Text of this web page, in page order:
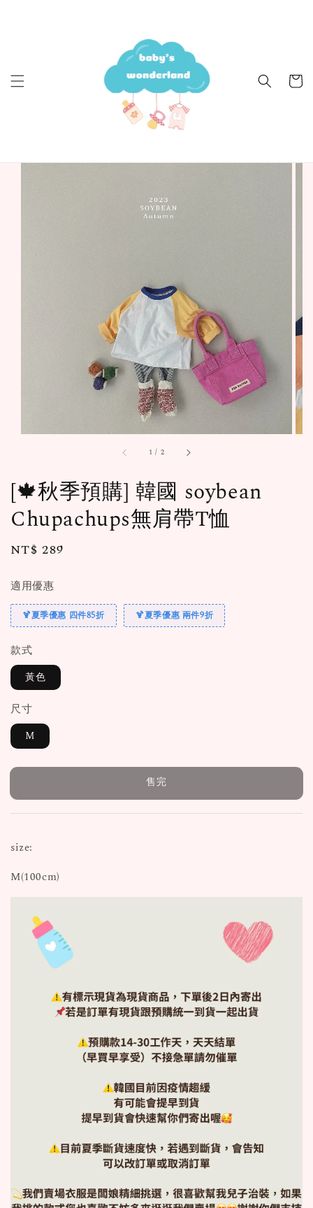
1 / 2
[🍁秋季預購] 韓國 soybean
Chupachups無肩帶T恤
Regular
NT$ 289
適用優惠
🍹夏季優惠 四件85折 🍹夏季優惠 兩件9折
款式
黃色
尺寸
M
售完
size:
M(100cm)